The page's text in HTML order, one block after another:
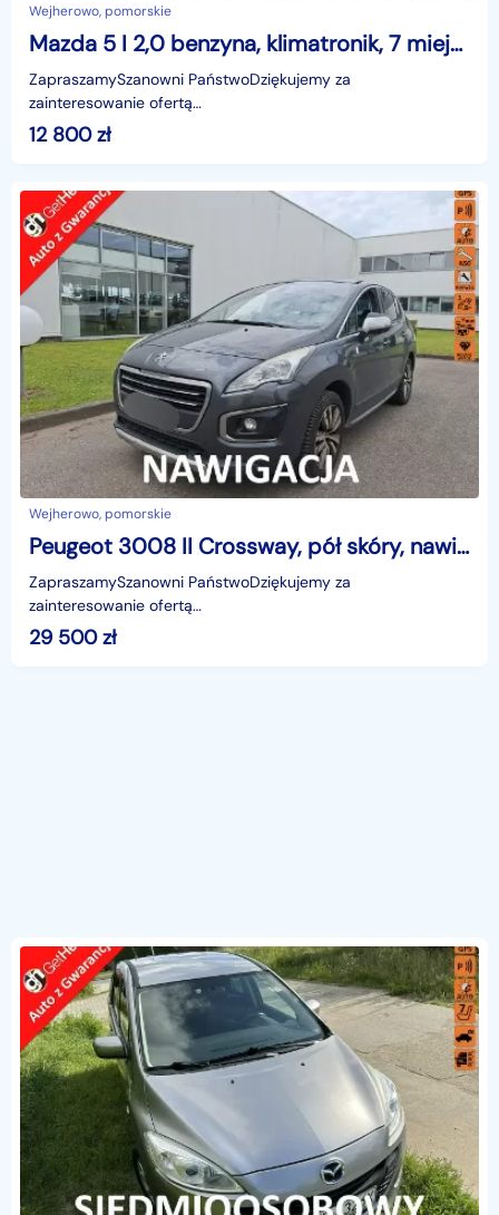
Wejherowo, pomorskie
Mazda 5 I 2,0 benzyna, klimatronik, 7 miejsc ,podgrz. fotele, isofix, hak
ZapraszamySzanowni PaństwoDziękujemy za
zainteresowanie ofertą
AutazEuropejskichSalonow.pl.czynne:pn-pt 9-18.sob 10-15.
Parkuje w Wejherowo,ul. Orzeszkowej 10,
12 800zł
Wejherowo, pomorskie
Peugeot 3008 II Crossway, pół skóry, nawi, podg. fotele,parktronik,hak, wyśw na szyb
ZapraszamySzanowni PaństwoDziękujemy za
zainteresowanie ofertą
AutazEuropejskichSalonow.pl.czynne:pn-pt 9-18.sob 10-15.
29 500zł